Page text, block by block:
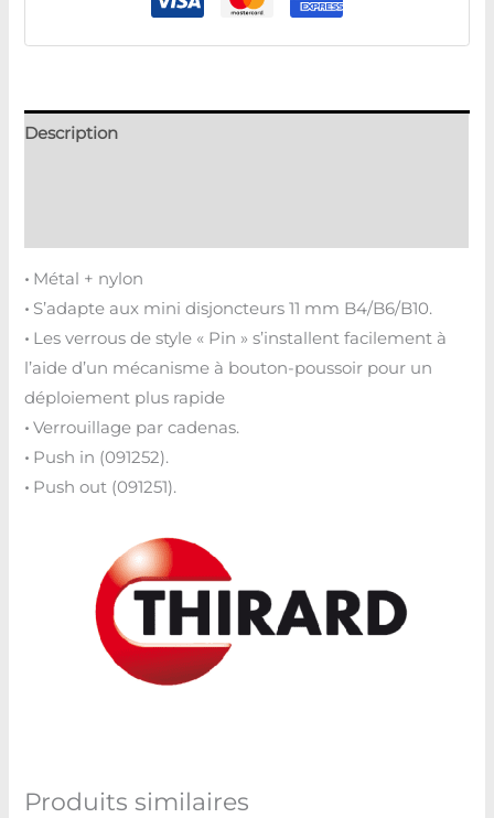
Description
• Métal + nylon
• S’adapte aux mini disjoncteurs 11 mm B4/B6/B10.
• Les verrous de style « Pin » s’installent facilement à
l’aide d’un mécanisme à bouton-poussoir pour un
déploiement plus rapide
•Verrouillage par cadenas.
• Push in (091252).
• Push out (091251).
Produits similaires